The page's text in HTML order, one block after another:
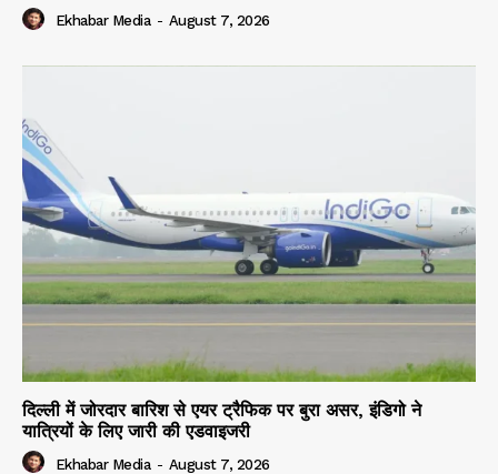
Ekhabar Media - August 7, 2026
दिल्ली में जोरदार बारिश से एयर ट्रैफिक पर बुरा असर, इंडिगो ने
यात्रियों के लिए जारी की एडवाइजरी
Ekhabar Media - August 7, 2026